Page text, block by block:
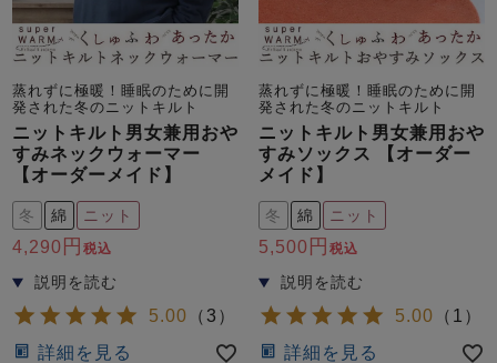
蒸れずに極暖！睡眠のために開
発された冬のニットキルト
ニットキルト男女兼用おや
すみネックウォーマー
【オーダーメイド】
冬 綿 ニット
4,290 税込
5.00 （3 ）
詳細を見る
蒸れずに極暖！睡眠のために開
発された冬のニットキルト
ニットキルト男女兼用おや
すみソックス 【オーダー
メイド】
冬 綿 ニット
5,500 税込
5.00 （ 1 ）
詳細を見る